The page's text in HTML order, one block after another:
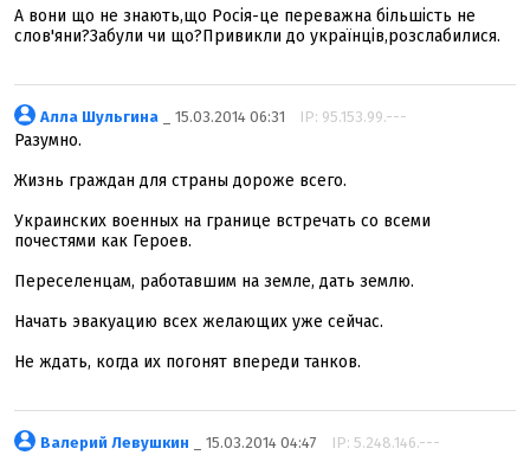
А вони що не знають,що Росія-це переважна більшість не
слов'яни?Забули чи що?Привикли до українців,розслабилися.
Алла Шульгина _ 15.03.2014 06:31 IP: 95.153.99.---
Разумно.
Жизнь граждан для страны дороже всего.
Украинских военных на границе встречать со всеми
почестями как Героев.
Переселенцам, работавшим на земле, дать землю.
Начать эвакуацию всех желающих уже сейчас.
Не ждать, когда их погонят впереди танков.
Валерий Левушкин _ 15.03.2014 04:47 IP: 5.248.146.---